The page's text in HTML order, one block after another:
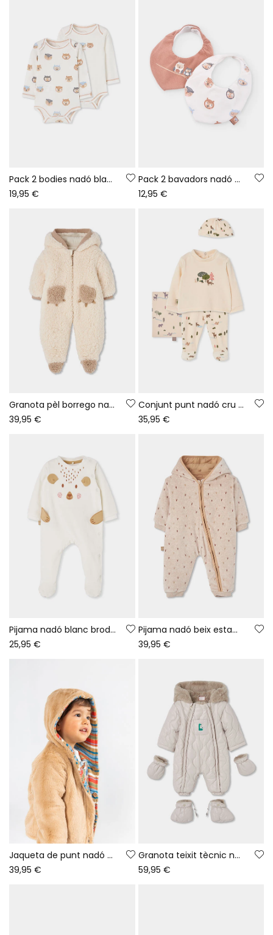
Pack 2 bodies nadó blanc estampat de mussols
19,95 €
Pack 2 bavadors nadó estampat mussols torrat
12,95 €
Granota pèl borrego nadó cru
39,95 €
Conjunt punt nadó cru estampat bosc animals
35,95 €
Pijama nadó blanc brodat d\'ós
25,95 €
Pijama nadó beix estampat amb caputxa
39,95 €
Jaqueta de punt nadó marró reversible a ratlles
39,95 €
Granota teixit tècnic nadó beix amb girafa
59,95 €